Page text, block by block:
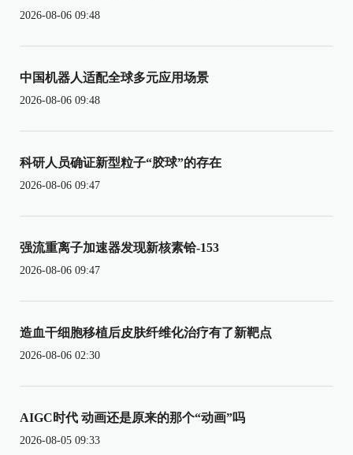
2026-08-06 09:48
中国机器人适配全球多元应用场景
2026-08-06 09:48
科研人员确证新型粒子“胶球”的存在
2026-08-06 09:47
强流重离子加速器发现新核素铪-153
2026-08-06 09:47
造血干细胞移植后皮肤纤维化治疗有了新靶点
2026-08-06 02:30
AIGC时代 动画还是原来的那个“动画”吗
2026-08-05 09:33